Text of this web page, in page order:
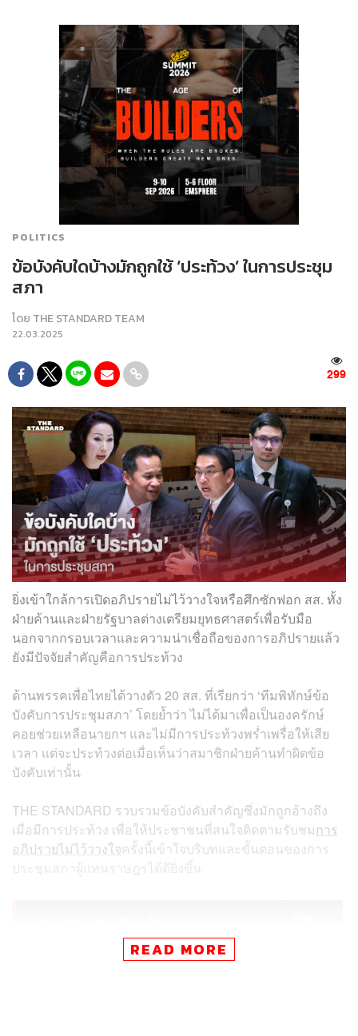
POLITICS
ข้อบังคับใดบ้างมักถูกใช้ ‘ประท้วง’ ในการประชุม
สภา
โดย THE STANDARD TEAM
22.03.2025
299
ยิ่งเข้าใกล้การเปิดอภิปรายไม่ไว้วางใจหรือศึกซักฟอก สส. ทั้ง
ฝ่ายค้านและฝ่ายรัฐบาลต่างเตรียมยุทธศาสตร์เพื่อรับมือ
นอกจากกรอบเวลาและความน่าเชื่อถือของการอภิปรายแล้ว
ยังมีปัจจัยสำคัญคือการประท้วง
ด้านพรรคเพื่อไทยได้วางตัว 20 สส. ที่เรียกว่า ‘ทีมพิทักษ์ข้อ
บังคับการประชุมสภา’ โดยย้ำว่า ไม่ได้มาเพื่อเป็นองครักษ์
คอยช่วยเหลือนายกฯ และไม่มีการประท้วงพร่ำเพรื่อให้เสีย
เวลา แต่จะประท้วงต่อเมื่อเห็นว่าสมาชิกฝ่ายค้านทำผิดข้อ
บังคับเท่านั้น
THE STANDARD รวบรวมข้อบังคับสำคัญซึ่งมักถูกอ้างถึง
เมื่อมีการประท้วง เพื่อให้ประชาชนที่สนใจติดตามรับชมการ
อภิปรายไม่ไว้วางใจครั้งนี้เข้าใจบริบทและขั้นตอนของการ
ประชุมสภาผู้แทนราษฎรได้ดียิ่งขึ้น
READ MORE